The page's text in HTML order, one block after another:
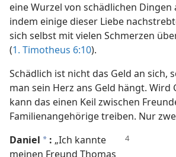
eine Wurzel von schädlichen Dingen
indem einige dieser Liebe
sich selbst mit vielen Schmerzen
(1. Timotheus 6:10).
Schädlich ist nicht das Geld an sich,
man sein Herz ans Geld hängt. Wird
kann das einen Keil zwischen
Familienangehörige treiben. Nur
Daniel a : „Ich kannte
meinen Freund Thomas